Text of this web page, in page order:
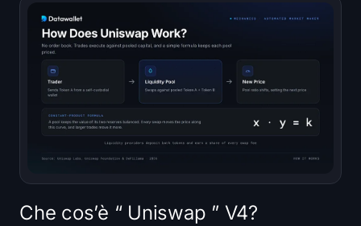
Che cos’è “ Uniswap ” V4?